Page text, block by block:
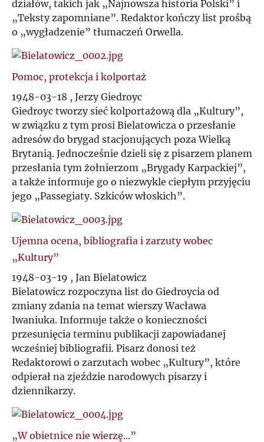
U
Z
Ż
działów, takich jak „Najnowsza historia Polski” i
„Teksty zapomniane”. Redaktor kończy list prośbą
o „wygładzenie” tłumaczeń Orwella.
Pomoc, protekcja i kolportaż
1948-03-18 , Jerzy Giedroyc
Giedroyc tworzy sieć kolportażową dla „Kultury”,
w związku z tym prosi Bielatowicza o przesłanie
adresów do brygad stacjonujących poza Wielką
Brytanią. Jednocześnie dzieli się z pisarzem planem
przesłania tym żołnierzom „Brygady Karpackiej”,
a także informuje go o niezwykle ciepłym przyjęciu
jego „Passegiaty. Szkiców włoskich”.
Ujemna ocena, bibliografia i zarzuty wobec
„Kultury”
1948-03-19 , Jan Bielatowicz
Bielatowicz rozpoczyna list do Giedroycia od
zmiany zdania na temat wierszy Wacława
Iwaniuka. Informuje także o konieczności
przesunięcia terminu publikacji zapowiadanej
wcześniej bibliografii. Pisarz donosi też
Redaktorowi o zarzutach wobec „Kultury”, które
odpierał na zjeździe narodowych pisarzy i
dziennikarzy.
„W obietnice nie wierzę...”